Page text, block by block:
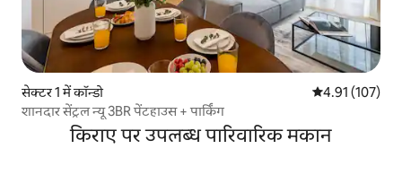
सेक्टर 1 में कॉन्डो औसत रेटिंग 5 में से
4.91 (107)
शानदार सेंट्रल न्यू 3BR पेंटहाउस + पार्किंग
किराए पर उपलब्ध पारिवारिक मकान